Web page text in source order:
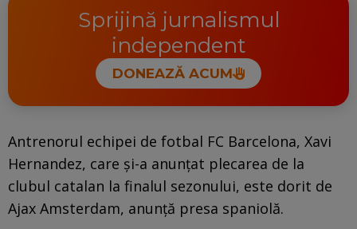
Sprijină jurnalismul
independent
DONEAZĂ ACUM
Antrenorul echipei de fotbal FC Barcelona, Xavi
Hernandez, care şi-a anunţat plecarea de la
clubul catalan la finalul sezonului, este dorit de
Ajax Amsterdam, anunţă presa spaniolă.